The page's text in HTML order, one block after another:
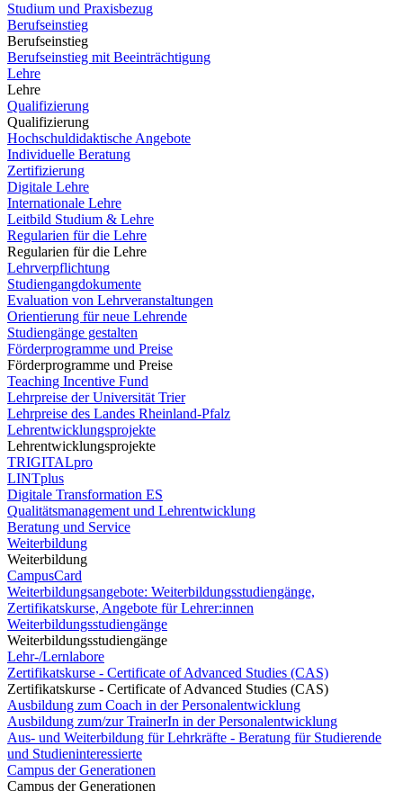
Studium und Praxisbezug
Berufseinstieg
Berufseinstieg
Berufseinstieg mit Beeinträchtigung
Lehre
Lehre
Qualifizierung
Qualifizierung
Hochschuldidaktische Angebote
Individuelle Beratung
Zertifizierung
Digitale Lehre
Internationale Lehre
Leitbild Studium & Lehre
Regularien für die Lehre
Regularien für die Lehre
Lehrverpflichtung
Studiengangdokumente
Evaluation von Lehrveranstaltungen
Orientierung für neue Lehrende
Studiengänge gestalten
Förderprogramme und Preise
Förderprogramme und Preise
Teaching Incentive Fund
Lehrpreise der Universität Trier
Lehrpreise des Landes Rheinland-Pfalz
Lehrentwicklungsprojekte
Lehrentwicklungsprojekte
TRIGITALpro
LINTplus
Digitale Transformation ES
Qualitätsmanagement und Lehrentwicklung
Beratung und Service
Weiterbildung
Weiterbildung
CampusCard
Weiterbildungsangebote: Weiterbildungsstudiengänge,
Zertifikatskurse, Angebote für Lehrer:innen
Weiterbildungsstudiengänge
Weiterbildungsstudiengänge
Lehr-/Lernlabore
Zertifikatskurse - Certificate of Advanced Studies (CAS)
Zertifikatskurse - Certificate of Advanced Studies (CAS)
Ausbildung zum Coach in der Personalentwicklung
Ausbildung zum/zur TrainerIn in der Personalentwicklung
Aus- und Weiterbildung für Lehrkräfte - Beratung für Studierende
und Studieninteressierte
Campus der Generationen
Campus der Generationen